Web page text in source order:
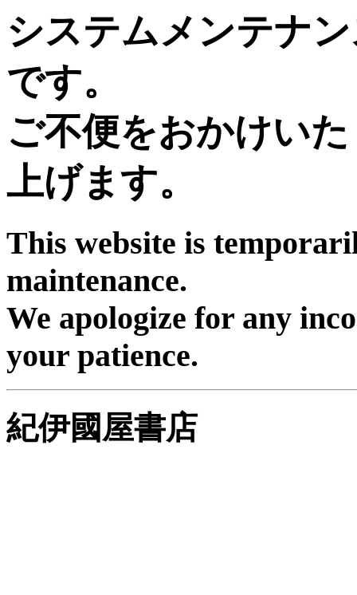
システムメンテナ
です。
ご不便をおかけい
上げます。
This website is
maintenance.
We apologize for any
your patience.
紀伊國屋書店